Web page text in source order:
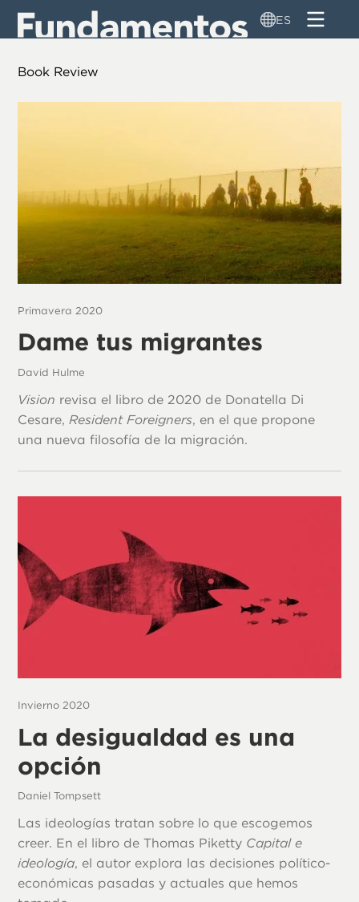
Pasar
principal
ES
Book Review
Primavera 2020
Dame tus migrantes
David Hulme
Vision revisa el libro de 2020 de Donatella Di
Cesare,Resident Foreigners, en el que propone
una nueva filosofía de la migración.
Invierno 2020
La desigualdad es una
opción
Daniel Tompsett
Las ideologías tratan sobre lo que escogemos
creer. En el libro de Thomas Piketty Capital e
ideología, el autor explora las decisiones político-
económicas pasadas y actuales que hemos